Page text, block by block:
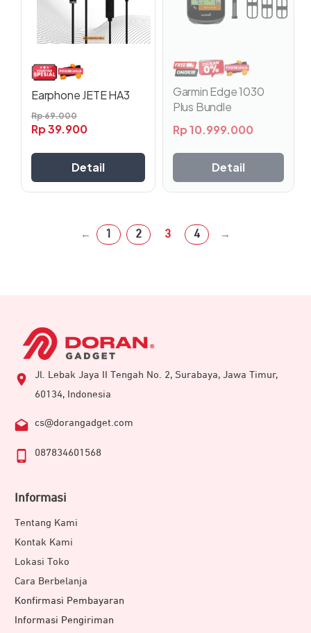
Earphone JETE HA3
Rp69.000
Rp39.900
Pilihan
ini
dapat
di
halaman
produk
Detail
Garmin Edge 1030
Plus Bundle
Rp10.999.000
Detail
← 1 2 3 4 →
Jl. Lebak Jaya II Tengah No. 2, Surabaya, Jawa Timur,
60134, Indonesia
cs@dorangadget.com
087834601568
Informasi
Tentang Kami
Kontak Kami
Lokasi Toko
Cara Berbelanja
Konfirmasi Pembayaran
Informasi Pengiriman